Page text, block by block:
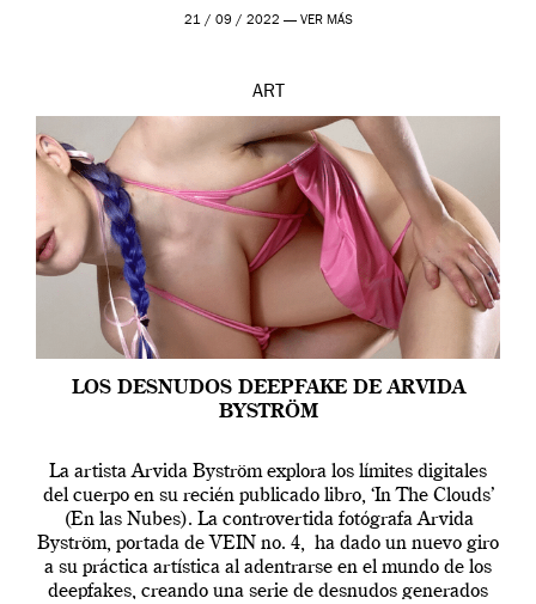
que los humanos tienen un complejo […]
21 / 09 / 2022 — VER MÁS
ART
LOS DESNUDOS DEEPFAKE DE ARVIDA
BYSTRÖM
La artista Arvida Byström explora los límites digitales
del cuerpo en su recién publicado libro, ‘In The Clouds’
(En las Nubes). La controvertida fotógrafa Arvida
Byström, portada de VEIN no. 4, ha dado un nuevo giro
a su práctica artística al adentrarse en el mundo de los
deepfakes, creando una serie de desnudos generados